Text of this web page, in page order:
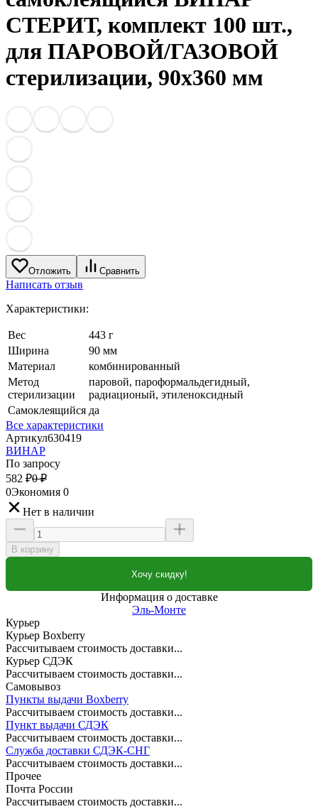
СТЕРИТ, комплект 100 шт.,
для ПАРОВОЙ/ГАЗОВОЙ
стерилизации, 90х360 мм
Отложить Сравнить
Написать отзыв
Характеристики:
Вес
443 г
Ширина
90 мм
Материал
комбинированный
Метод
стерилизации
паровой, пароформальдегидный,
радиационый, этиленоксидный
Самоклеящийся да
Все характеристики
Артикул630419
ВИНАР
По запросу
582 ₽0 ₽
0Экономия 0
Нет в наличии
В корзину
Хочу скидку!
Информация о доставке
Эль-Монте
Курьер
Курьер Boxberry
Рассчитываем стоимость доставки...
Курьер СДЭК
Рассчитываем стоимость доставки...
Самовывоз
Пункты выдачи Boxberry
Рассчитываем стоимость доставки...
Пункт выдачи СДЭК
Рассчитываем стоимость доставки...
Служба доставки СДЭК-СНГ
Рассчитываем стоимость доставки...
Прочее
Почта России
Рассчитываем стоимость доставки...